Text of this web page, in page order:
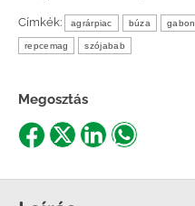
Címkék: agrárpiac búza
repcemag szójabab
Megosztás
Share
Facebook
Share
X
ShareShare